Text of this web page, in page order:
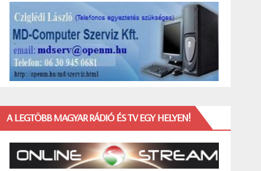
A LEGTÖBB MAGYAR RÁDIÓ ÉS TV EGY HELYEN!